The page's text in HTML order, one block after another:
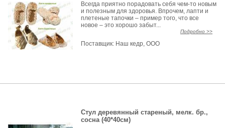
Всегда приятно порадовать себя чем-то новым
и полезным для здоровья. Впрочем, лапти и
плетеные тапочки – пример того, что все
новое – это хорошо забыт...
Подробно >>
Поставщик: Наш кедр, ООО
Стул деревянный стареный, мелк. бр.,
сосна (40*40см)